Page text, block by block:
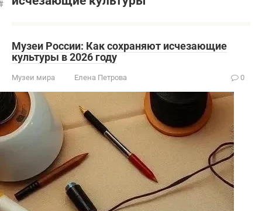
Музеи России: Как сохраняют исчезающие
культуры в 2026 году
Музеи мира Елена Петрова 0